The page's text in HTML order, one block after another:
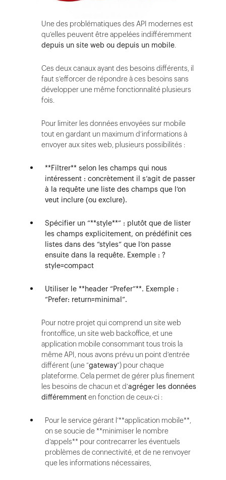
Une des problématiques des API modernes est
qu’elles peuvent être appelées indifféremment
depuis un site web ou depuis un mobile.
Ces deux canaux ayant des besoins différents, il
faut s’efforcer de répondre à ces besoins sans
développer une même fonctionnalité plusieurs
fois.
Pour limiter les données envoyées sur mobile
tout en gardant un maximum d’informations à
envoyer aux sites web, plusieurs possibilités :
**Filtrer** selon les champs qui nous
intéressent : concrètement il s’agit de passer
à la requête une liste des champs que l’on
veut inclure (ou exclure).
Spécifier un “**style**” : plutôt que de lister
les champs explicitement, on prédéfinit ces
listes dans des “styles” que l’on passe
ensuite dans la requête. Exemple : ?
style=compact
Utiliser le **header “Prefer”**. Exemple :
“Prefer: return=minimal”.
Pour notre projet qui comprend un site web
frontoffice, un site web backoffice, et une
application mobile consommant tous trois la
même API, nous avons prévu un point d’entrée
différent (une “gateway”) pour chaque
plateforme. Cela permet de gérer plus finement
les besoins de chacun et d’agréger les données
différemmenten fonction de ceux-ci :
Pour le service gérant l’**application mobile**,
on se soucie de **minimiser le nombre
d’appels** pour contrecarrer les éventuels
problèmes de connectivité, et de ne renvoyer
que les informations nécessaires,